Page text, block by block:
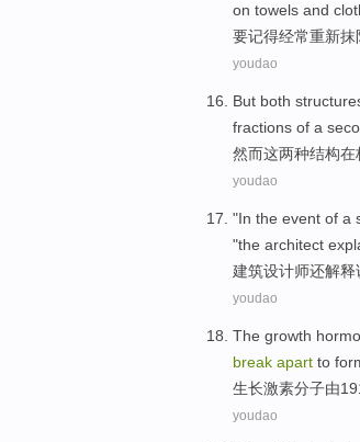
on towels and
要记得经常重新抹
youdao
But both
fractions of a
然而这两种结构在
youdao
"In the event of a
"the architect
建筑设计师还解释
youdao
The growth
break apart to
生长激素分子由
youdao